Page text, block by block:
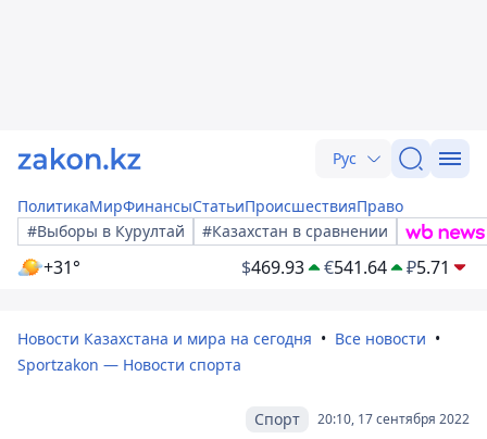
Рус
ПолитикаМирФинансыСтатьиПроисшествияПраво
#Выборы в Курултай
#Казахстан в сравнении
+31° $469.93 €541.64 ₽5.71
Новости Казахстана и мира на сегодня
Все новости
Sportzakon — Новости спорта
20:10, 17 сентября 2022
Спорт